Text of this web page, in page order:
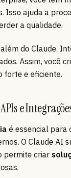
Isso ajuda a
a qualidade.
do Claude.
Assim, você
forte e eficiente.
e
é essencial para
O Claude AI
permite criar